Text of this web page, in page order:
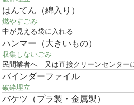
はんてん（綿入り）
燃やすごみ
中が見える袋に入れる
ハンマー（大きいもの）
収集しないごみ
民間業者へ 又は直接クリーンセンター
バインダーファイル
破砕埋立
バケツ（プラ製・金属製）